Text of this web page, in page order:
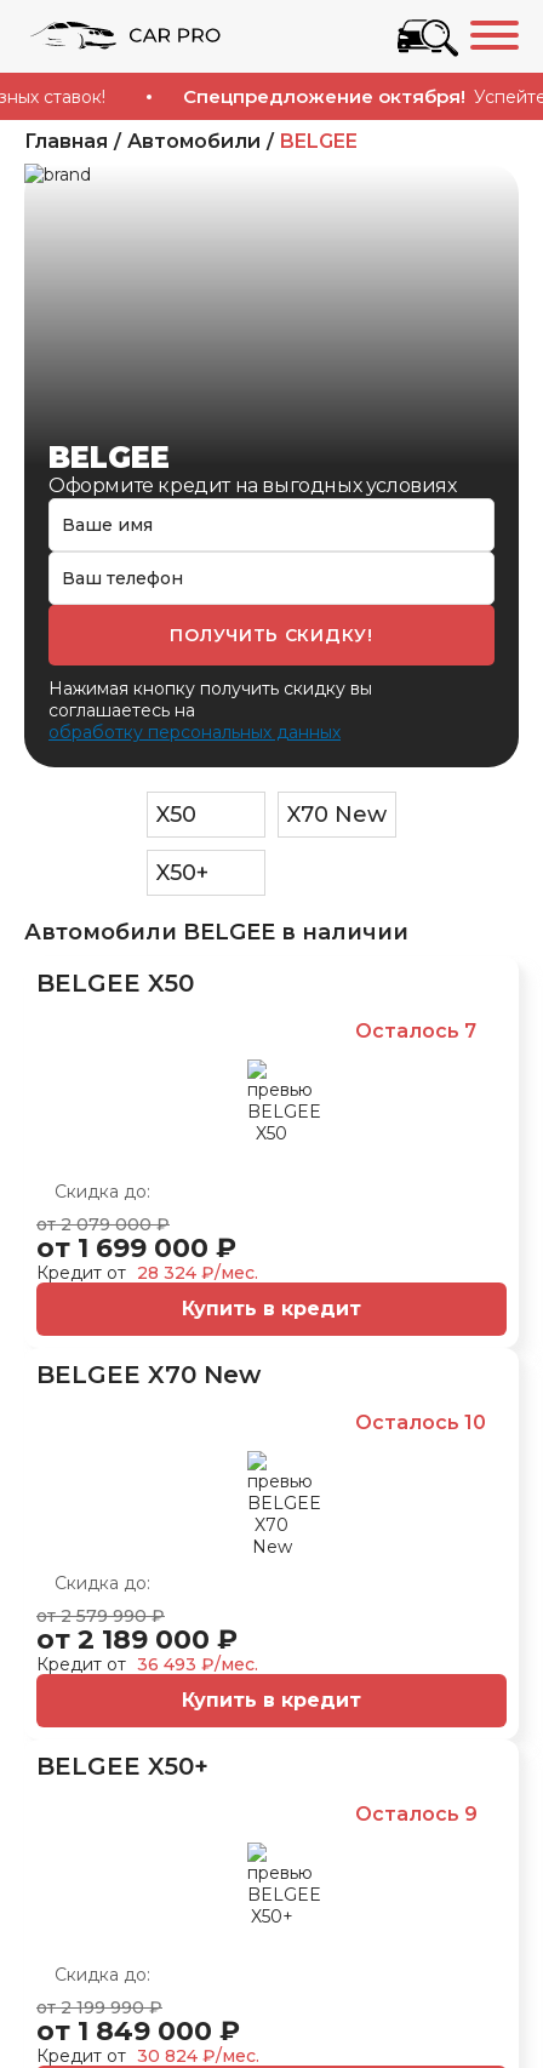
Спецпредложение октября!Успейте
Главная Автомобили BELGEE
BELGEE
Оформите кредит на выгодных условиях
ПОЛУЧИТЬ СКИДКУ!
Нажимая кнопку получить скидку вы
соглашаетесь на
обработку персональных данных
X50 X70 New
X50+
Автомобили BELGEE в наличии
BELGEE X50
Осталось 7
Скидка до:
от 2 079 000 ₽
от 1 699 000 ₽
Кредит от 28 324 ₽/мес.
Купить в кредит
BELGEE X70 New
Осталось 10
Скидка до:
от 2 579 990 ₽
от 2 189 000 ₽
Кредит от 36 493 ₽/мес.
Купить в кредит
BELGEE X50+
Осталось 9
Скидка до:
от 2 199 990 ₽
от 1 849 000 ₽
Кредит от 30 824 ₽/мес.